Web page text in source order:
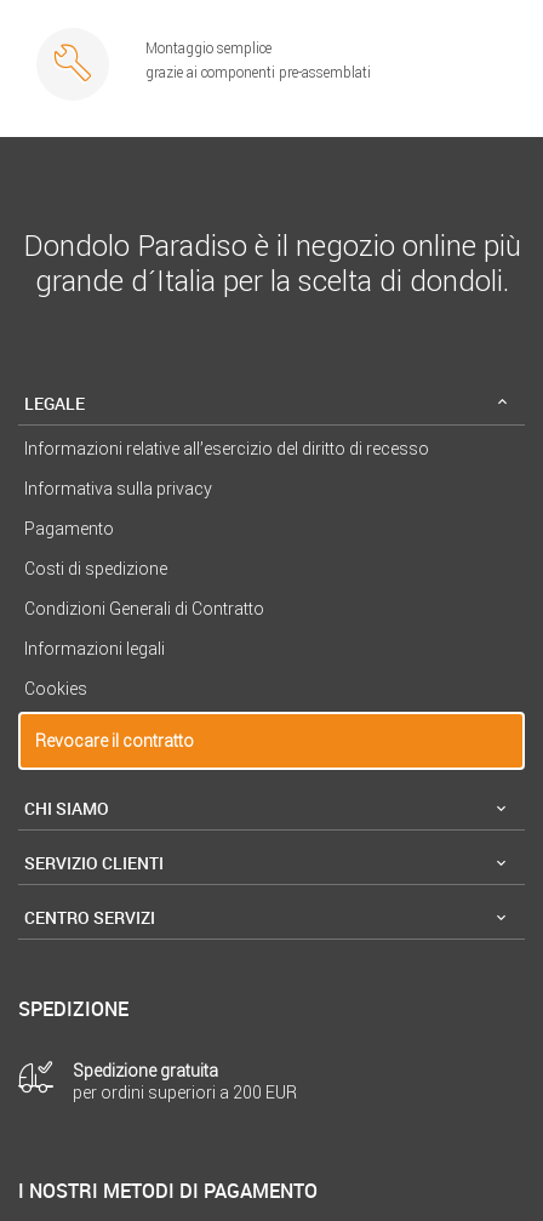
Montaggio semplice
grazie ai componenti pre-assemblati
Dondolo Paradiso è il negozio online più
grande d´Italia per la scelta di dondoli.
LEGALE
Informazioni relative all’esercizio del diritto di recesso
Informativa sulla privacy
Pagamento
Costi di spedizione
Condizioni Generali di Contratto
Informazioni legali
Cookies
Revocare il contratto
CHI SIAMO
SERVIZIO CLIENTI
CENTRO SERVIZI
SPEDIZIONE
Spedizione gratuita
per ordini superiori a 200 EUR
I NOSTRI METODI DI PAGAMENTO